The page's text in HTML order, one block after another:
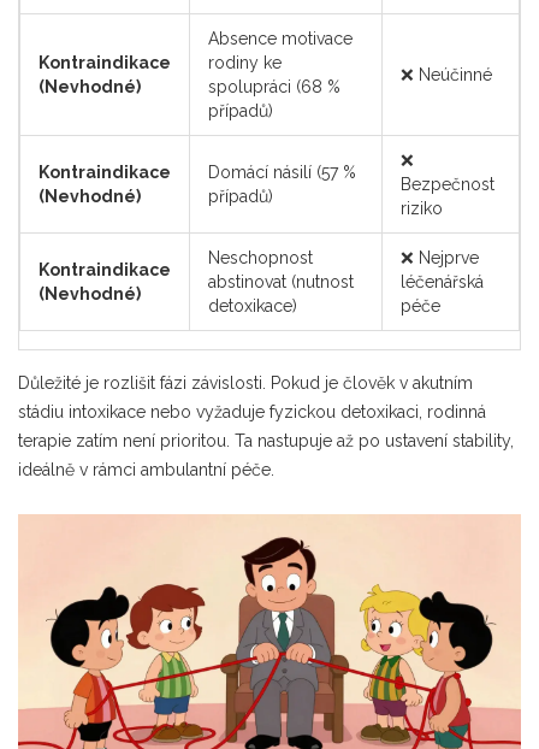
Kontraindikace
(Nevhodné)
Absence motivace
rodiny ke
spolupráci (68 %
případů)
❌ Neúčinné
Kontraindikace
(Nevhodné)
Domácí násilí (57 %
případů)
❌
Bezpečnost
riziko
Kontraindikace
(Nevhodné)
Neschopnost
abstinovat (nutnost
detoxikace)
❌ Nejprve
léčenářská
péče
Důležité je rozlišit fázi závislosti. Pokud je člověk v akutním
stádiu intoxikace nebo vyžaduje fyzickou detoxikaci, rodinná
terapie zatím není prioritou. Ta nastupuje až po ustavení stability,
ideálně v rámci ambulantní péče.